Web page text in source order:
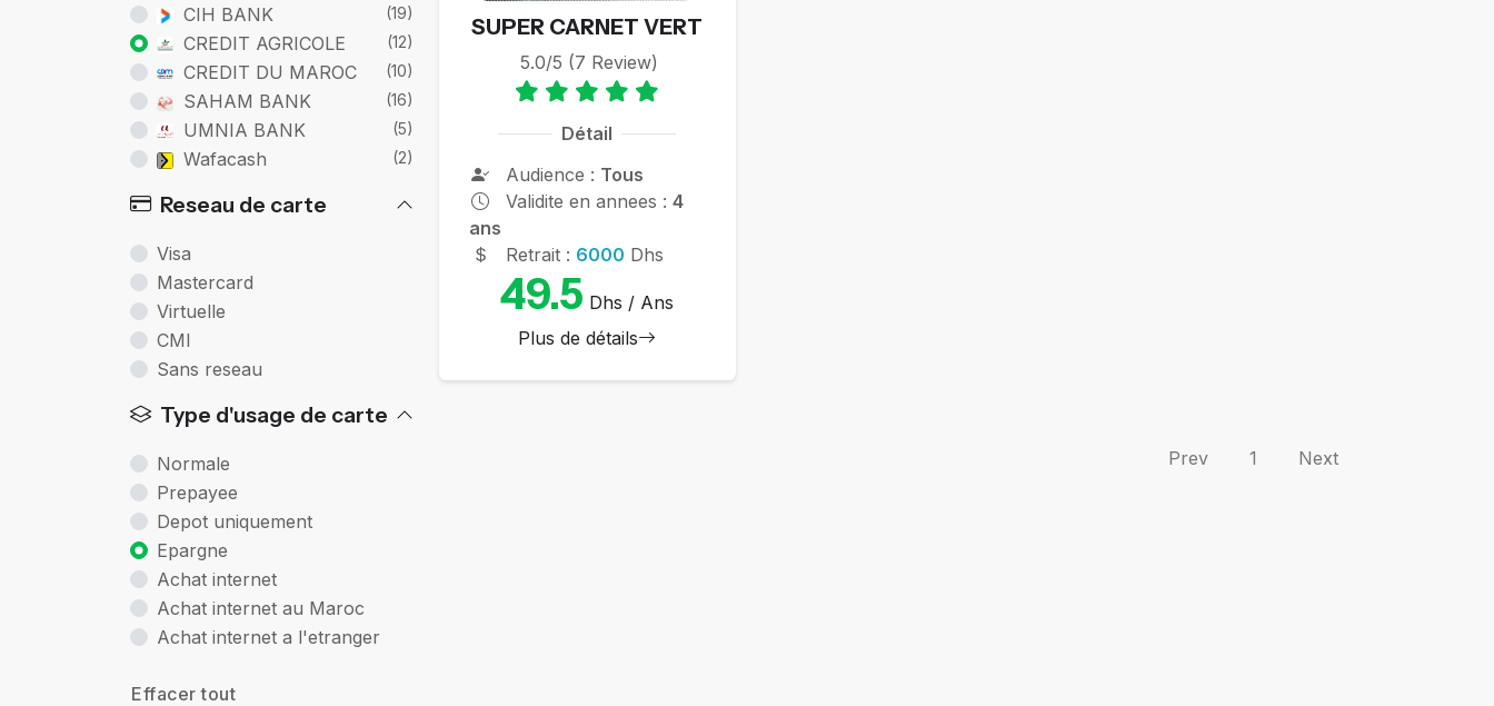
CIH BANK (19)
CREDIT AGRICOLE (12)
CREDIT DU MAROC (10)
SAHAM BANK (16)
UMNIA BANK (5)
Wafacash (2)
Reseau de carte
Visa
Mastercard
Virtuelle
CMI
Sans reseau
Type d'usage de carte
Normale
Prepayee
Depot uniquement
Epargne
Achat internet
Achat internet au Maroc
Achat internet a l'etranger
Effacer tout
SUPER CARNET VERT
5.0/5 (7 Review)
Détail
Audience : Tous
Validite en annees : 4
ans
Retrait : 6000 Dhs
49.5 Dhs / Ans
Plus de détails
Prev 1 Next